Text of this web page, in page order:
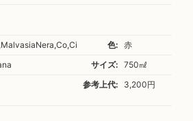
色:
赤
サイズ:
750㎖
参考上代: 3,200円